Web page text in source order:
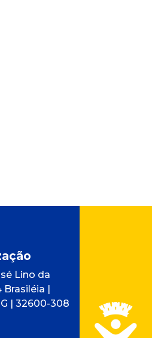
Lino da
Brasiléia |
| 32600-308